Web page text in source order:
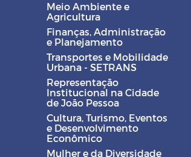
Meio Ambiente e
Agricultura
Finanças, Administração
e Planejamento
Transportes e Mobilidade
Urbana - SETRANS
Representação
Institucional na Cidade
de João Pessoa
Cultura, Turismo, Eventos
e Desenvolvimento
Econômico
Mulher e da Diversidade